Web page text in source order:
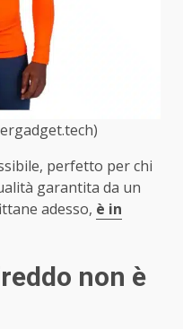
perfetto per chi
garantita da un
adesso, è in
non è